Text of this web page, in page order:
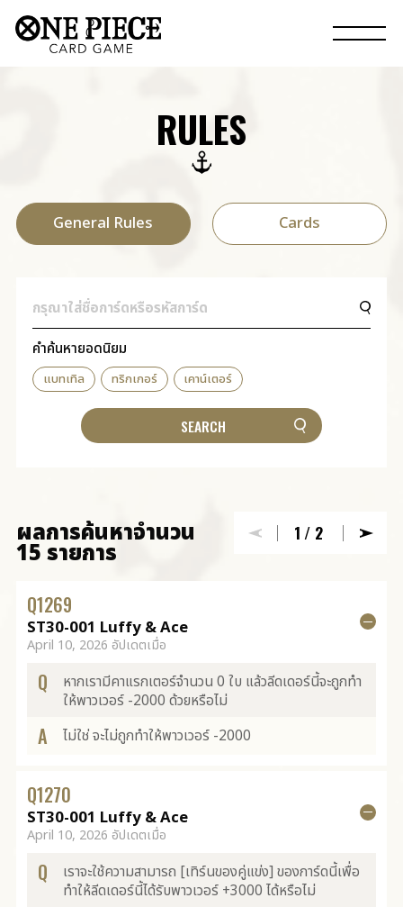
RULES
General Rules Cards
คำค้นหายอดนิยม
แบทเทิล ทริกเกอร์ เคาน์เตอร์
ผลการค้นหาจำนวน
15 รายการ
1/2
Q1269
ST30-001 Luffy & Ace
April 10, 2026 อัปเดตเมื่อ
Q
หากเรามีคาแรกเตอร์จำนวน 0 ใบ แล้วลีดเดอร์นี้จะถูกทำ
ให้พาวเวอร์ -2000 ด้วยหรือไม่
A ไม่ใช่ จะไม่ถูกทำให้พาวเวอร์ -2000
Q1270
ST30-001 Luffy & Ace
April 10, 2026 อัปเดตเมื่อ
Q
เราจะใช้ความสามารถ [เทิร์นของคู่แข่ง] ของการ์ดนี้เพื่อ
ทำให้ลีดเดอร์นี้ได้รับพาวเวอร์ +3000 ได้หรือไม่